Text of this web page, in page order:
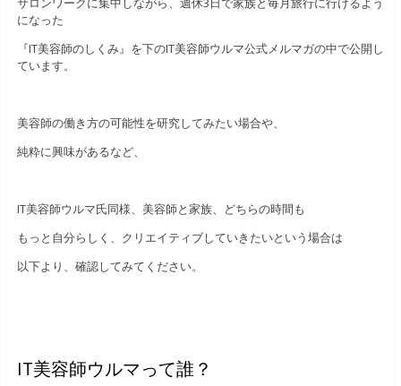
になった
『IT美容師のしくみ』を下のIT美容師ウルマ公式メルマガの中で公開し
ています。
美容師の働き方の可能性を研究してみたい場合や、
純粋に興味があるなど、
IT美容師ウルマ氏同様、美容師と家族、どちらの時間も
もっと自分らしく、クリエイティブしていきたいという場合は
以下より、確認してみてください。
IT美容師ウルマって誰？